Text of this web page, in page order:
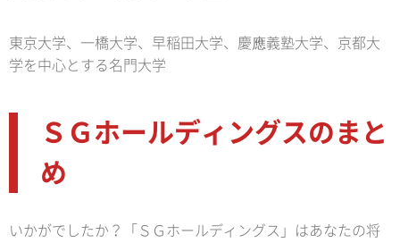
東京大学、一橋大学、早稲田大学、慶應義塾大学、京都大
学を中心とする名門大学
ＳＧホールディングスのまと
め
いかがでしたか？「ＳＧホールディングス」はあなたの将